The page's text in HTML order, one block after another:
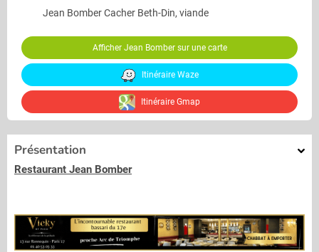
Jean BomberCacher Beth-Din, viande
Afficher Jean Bomber sur une carte
Itinéraire Waze
Itinéraire Gmap
Présentation
Restaurant Jean Bomber